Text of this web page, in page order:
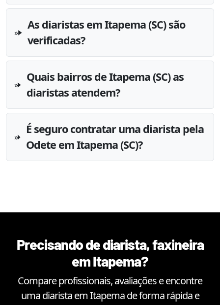
As diaristas em Itapema (SC) são
verificadas?
Quais bairros de Itapema (SC) as
diaristas atendem?
É seguro contratar uma diarista pela
Odete em Itapema (SC)?
Precisando de diarista, faxineira
emItapema?
Compare profissionais, avaliações e encontre
uma diarista emItapemade forma rápida e